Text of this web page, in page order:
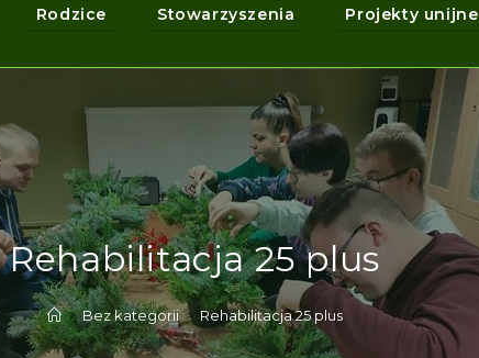
Rodzice Stowarzyszenia Projekty unijne
Rehabilitacja 25 plus
> Bez kategorii > Rehabilitacja 25 plus